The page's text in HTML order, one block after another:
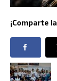
¡Comparte